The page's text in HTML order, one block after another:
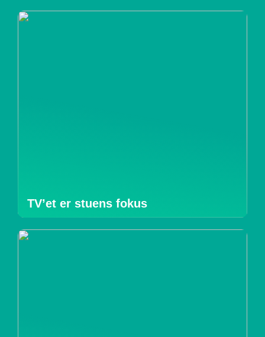
TV’et er stuens fokus